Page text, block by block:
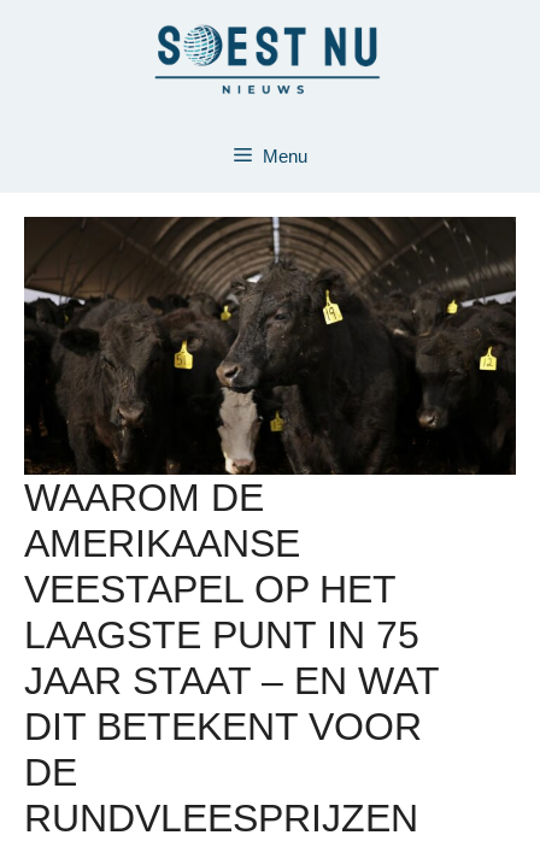
Menu
WAAROM DE
AMERIKAANSE
VEESTAPEL OP HET
LAAGSTE PUNT IN 75
JAAR STAAT – EN WAT
DIT BETEKENT VOOR
DE
RUNDVLEESPRIJZEN